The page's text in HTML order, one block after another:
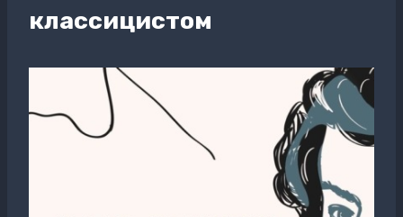
классицистом